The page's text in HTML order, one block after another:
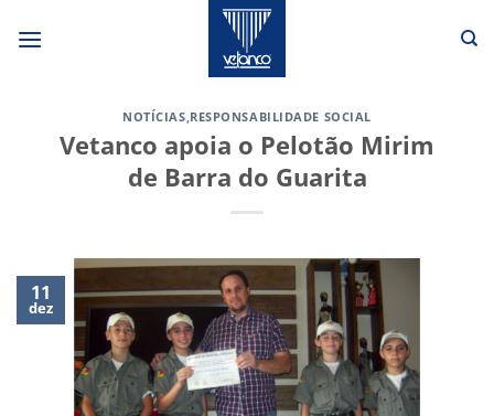
NOTÍCIAS,RESPONSABILIDADE SOCIAL
Vetanco apoia o Pelotão Mirim
de Barra do Guarita
11
dez